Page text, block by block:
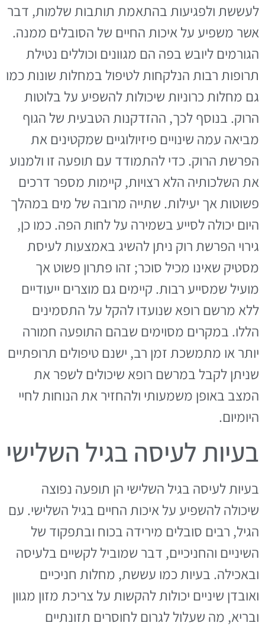
לעששת ולפגיעות בהתאמת תותבות שלמות, דבר
אשר משפיע על איכות החיים של הסובלים ממנה.
הגורמים ליובש בפה הם מגוונים וכוללים נטילת
תרופות רבות הנלקחות לטיפול במחלות שונות כמו
גם מחלות כרוניות שיכולות להשפיע על בלוטות
הרוק. בנוסף לכך, ההזדקנות הטבעית של הגוף
מביאה עמה שינויים פיזיולוגיים שמקטינים את
הפרשת הרוק. כדי להתמודד עם תופעה זו ולמנוע
את השלכותיה הלא רצויות, קיימות מספר דרכים
פשוטות אך יעילות. שתייה מרובה של מים במהלך
היום יכולה לסייע בשמירה על לחות הפה. כמו כן,
גירוי הפרשת רוק ניתן להשיג באמצעות לעיסת
מסטיק שאינו מכיל סוכר; זהו פתרון פשוט אך
מועיל שמסייע רבות. קיימים גם מוצרים ייעודיים
ללא מרשם רופא שנועדו להקל על התסמינים
הללו. במקרים מסוימים שבהם התופעה חמורה
יותר או מתמשכת זמן רב, ישנם טיפולים תרופתיים
שניתן לקבל במרשם רופא שיכולים לשפר את
המצב באופן משמעותי ולהחזיר את הנוחות לחיי
היומיום.
בעיות לעיסה בגיל השלישי
בעיות לעיסה בגיל השלישי הן תופעה נפוצה
שיכולה להשפיע על איכות החיים בגיל השלישי. עם
הגיל, רבים סובלים מירידה בכוח ובתפקוד של
השיניים והחניכיים, דבר שמוביל לקשיים בלעיסה
ובאכילה. בעיות כמו עששת, מחלות חניכיים
ואובדן שיניים יכולות להקשות על צריכת מזון מגוון
ובריא, מה שעלול לגרום לחוסרים תזונתיים